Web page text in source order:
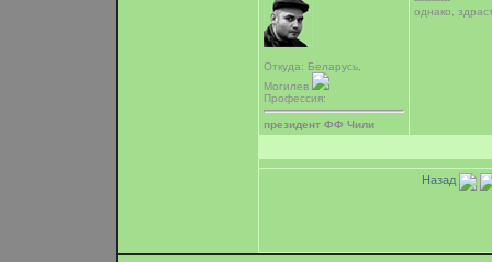
Откуда: Беларусь,
Могилев
Профессия:
президент ФФ Чили
однако,
Назад